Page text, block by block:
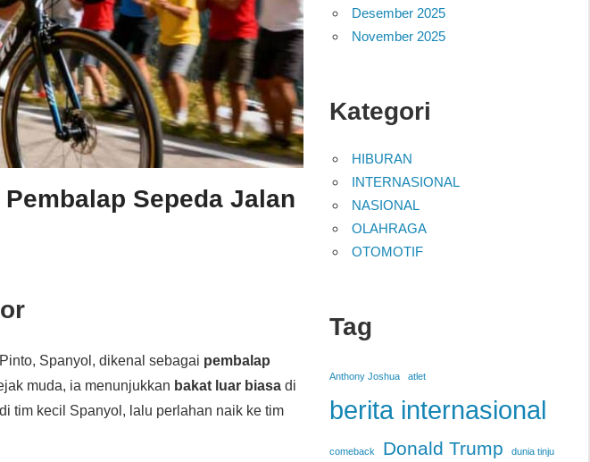
Sepeda Jalan
Spanyol, dikenal sebagai pembalap
muda, ia menunjukkan bakat luar biasa di
tim kecil Spanyol, lalu perlahan naik ke tim
Desember 2025
November 2025
Kategori
HIBURAN
INTERNASIONAL
NASIONAL
OLAHRAGA
OTOMOTIF
Tag
Anthony Joshua atlet
berita internasional
comeback Donald Trump dunia tinju